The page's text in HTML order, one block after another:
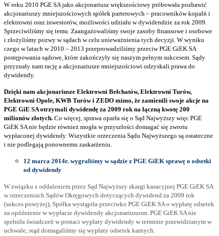
W roku 2010 PGE SA jako akcjonariusz większościowy próbowała pozbawić
akcjonariuszy mniejszościowych spółek parterowych – pracowników kopalń i
elektrowni oraz inwestorów, możliwości udziału w dywidendzie za rok 2009.
Sprzeciwiliśmy się temu. Zaangażowaliśmy swoje zasoby finansowe i osobowe
i złożyliśmy pozwy w sądach w celu unieważnienia tych decyzji. W wyniku
czego w latach w 2010 – 2013 przeprowadziliśmy przeciw PGE GiEK SA
postępowania sądowe, które zakończyły się naszym pełnym sukcesem. Sądy
przyznały nam rację a akcjonariusze mniejszościowi odzyskali prawa do
dywidendy.
Dzięki nam akcjonariusze Elektrowni Bełchatów, Elektrowni Turów,
Elektrowni Opole, KWB Turów i ZEDO mimo, że zamienili swoje akcje na
PGE GiE SA otrzymali dywidendę za 2009 rok na łączną kwotę 200
milionów złotych. Co więcej, sprawa oparła się o Sąd Najwyższy więc PGE
GiEK SA nie będzie również mogła w przyszłości domagać się zwrotu
wypłaconej dywidendy. Wszystkie orzeczenia Sądu Najwyższego są ostateczne
i nie podlegają ponownemu zaskarżeniu.
12 marca 2014r. wygraliśmy w sądzie z PGE GiEK sprawę o odsetki
od dywidendy
W związku z oddaleniem przez Sąd Najwyższy skargi kasacyjnej PGE GiEK SA
w orzeczeniach Sądów Okręgowych dotyczących dywidend za 2009 rok
(sukces powyżej), Spółka wystąpiła przeciwko PGE GiEK SA o wypłatę odsetek
za opóźnienie w wypłacie dywidendy akcjonariuszom. PGE GiEK SA nie
spełniła świadczeń w postaci wypłaty dywidendy w terminie przewidzianym w
uchwale, stąd domagaliśmy się wypłaty odsetek karnych.